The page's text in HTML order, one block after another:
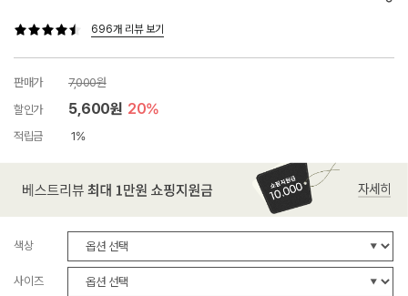
696개 리뷰 보기
판매가
7,000원
할인가
5,600원 20%
적립금 1%
색상
사이즈